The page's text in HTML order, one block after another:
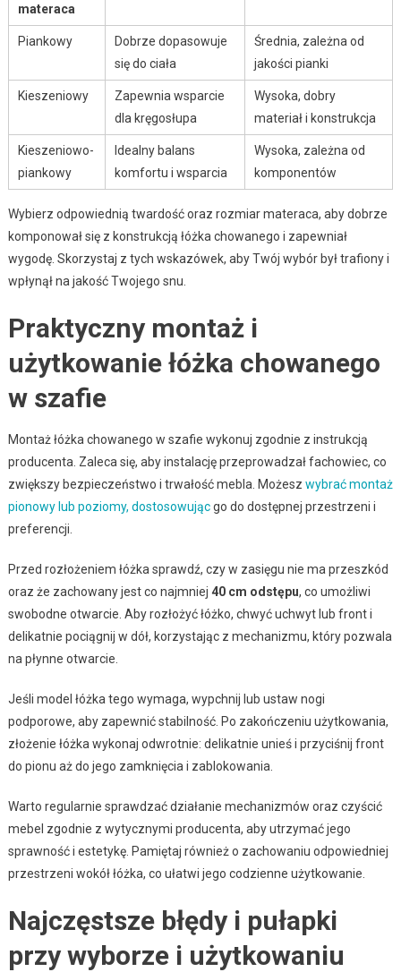
materaca
Piankowy
Dobrze dopasowuje
się do ciała
Średnia, zależna od
jakości pianki
Kieszeniowy
Zapewnia wsparcie
dla kręgosłupa
Wysoka, dobry
materiał i konstrukcja
Kieszeniowo-
piankowy
Idealny balans
komfortu i wsparcia
Wysoka, zależna od
komponentów
Wybierz odpowiednią twardość oraz rozmiar materaca, aby dobrze
komponował się z konstrukcją łóżka chowanego i zapewniał
wygodę. Skorzystaj z tych wskazówek, aby Twój wybór był trafiony i
wpłynął na jakość Twojego snu.
Praktyczny montaż i
użytkowanie łóżka chowanego
w szafie
Montaż łóżka chowanego w szafie wykonuj zgodnie z instrukcją
producenta. Zaleca się, aby instalację przeprowadzał fachowiec, co
zwiększy bezpieczeństwo i trwałość mebla. Możesz wybrać montaż
pionowy lub poziomy, dostosowującgo do dostępnej przestrzeni i
preferencji.
Przed rozłożeniem łóżka sprawdź, czy w zasięgu nie ma przeszkód
oraz że zachowany jest co najmniej 40 cm odstępu, co umożliwi
swobodne otwarcie. Aby rozłożyć łóżko, chwyć uchwyt lub front i
delikatnie pociągnij w dół, korzystając z mechanizmu, który pozwala
na płynne otwarcie.
Jeśli model łóżka tego wymaga, wypchnij lub ustaw nogi
podporowe, aby zapewnić stabilność. Po zakończeniu użytkowania,
złożenie łóżka wykonaj odwrotnie: delikatnie unieś i przyciśnij front
do pionu aż do jego zamknięcia i zablokowania.
Warto regularnie sprawdzać działanie mechanizmów oraz czyścić
mebel zgodnie z wytycznymi producenta, aby utrzymać jego
sprawność i estetykę. Pamiętaj również o zachowaniu odpowiedniej
przestrzeni wokół łóżka, co ułatwi jego codzienne użytkowanie.
Najczęstsze błędy i pułapki
przy wyborze i użytkowaniu